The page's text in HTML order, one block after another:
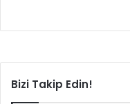
Bizi Takip Edin!